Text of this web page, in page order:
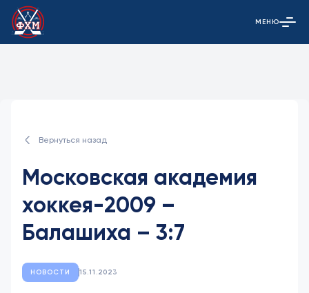
Открыть
МЕНЮ
Вернуться назад
Московская академия
хоккея-2009 –
Балашиха – 3:7
НОВОСТИ 15.11.2023